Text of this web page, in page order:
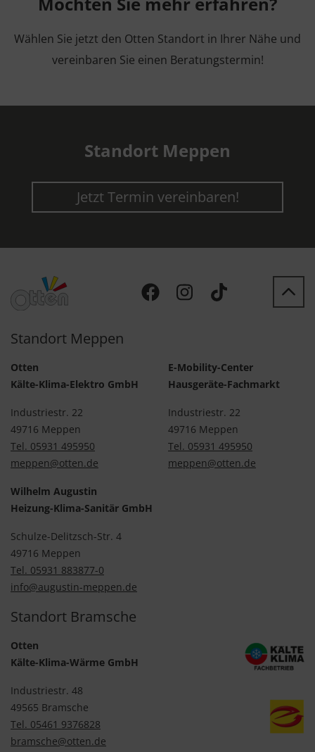
Wählen Sie jetzt den Otten Standort in Ihrer Nähe und
vereinbaren Sie einen Beratungstermin!
Standort Meppen
Jetzt Termin vereinbaren!
Standort Meppen
Otten
Kälte-Klima-Elektro GmbH
Industriestr. 22
49716 Meppen
Tel. 05931 495950
meppen@otten.de
E-Mobility-Center
Hausgeräte-Fachmarkt
Industriestr. 22
49716 Meppen
Tel. 05931 495950
meppen@otten.de
Wilhelm Augustin
Heizung-Klima-Sanitär GmbH
Schulze-Delitzsch-Str. 4
49716 Meppen
Tel. 05931 883877-0
info@augustin-meppen.de
Standort Bramsche
Otten
Kälte-Klima-Wärme GmbH
Industriestr. 48
49565 Bramsche
Tel. 05461 9376828
bramsche@otten.de